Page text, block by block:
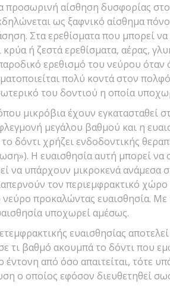
προσωρινή αίσθηση δυσφορίας
ως ξαφνικό αίσθημα
Στα ερεθίσματα που μπορεί
κρύα ή ζεστά ερεθίσματα, αέρας,
ερεθισμό του νεύρου όταν
πολύ κοντά στον
του δοντιού η οποία
μικρόβια έχουν εγκατασταθεί
μεγάλου βαθμού και η
το δόντι χρήζει ενδοδοντικής
Η ευαισθησία αυτή μπορεί να
να υπάρχουν μικροκενά ανάμεσα
τον περιεμφρακτικό
νεύρο προκαλώντας ευαισθησία.
υποχωρεί αμέσως.
ευαισθησίας
τι βαθμό ακουμπά το δόντι που
έντονη από όσο απαιτείται, τότε
ο οποίος εφόσον διευθετηθεί